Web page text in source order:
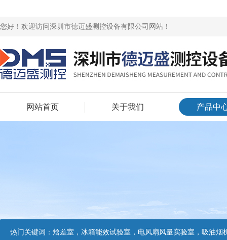
您好！欢迎访问深圳市德迈盛测控设备有限公司网站！
网站首页 关于我们 产品中
热门关键词： 焓差室，冰箱能效试验室，电风扇风量实验室，吸油烟机油脂分离度试验装置，吸油烟机空气性能试验装置，吸油烟机气味